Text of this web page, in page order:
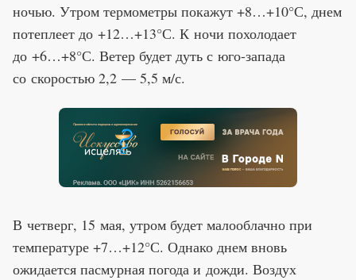
ночью. Утром термометры покажут +8…+10°С, днем
потеплеет до +12…+13°С. К ночи похолодает
до +6…+8°С. Ветер будет дуть с юго-запада
со скоростью 2,2 — 5,5 м/с.
В четверг, 15 мая, утром будет малооблачно при
температуре +7…+12°С. Однако днем вновь
ожидается пасмурная погода и дожди. Воздух